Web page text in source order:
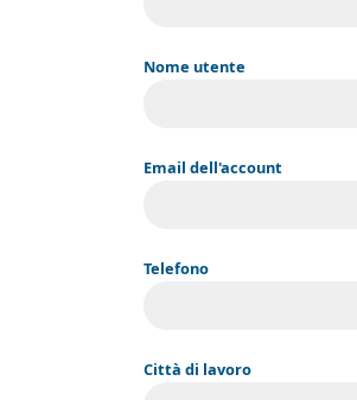
Nome utente
Email dell'account
Telefono
Città di lavoro